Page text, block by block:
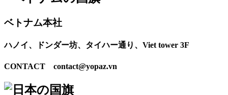
ベトナム本社
ハノイ、ドンダー坊、タイハー通り、Viet tower 3F
CONTACT contact@yopaz.vn